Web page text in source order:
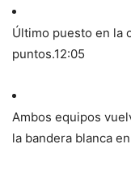
Último puesto en la
puntos.12:05
Ambos equipos
la bandera blanca